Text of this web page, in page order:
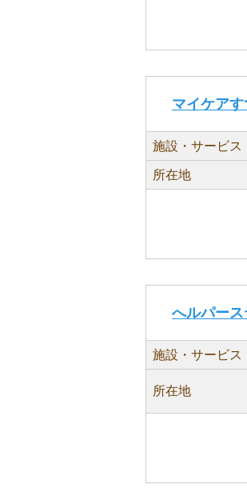
マイケア
施設・サービス
所在地
へルパー
施設・サービス
所在地